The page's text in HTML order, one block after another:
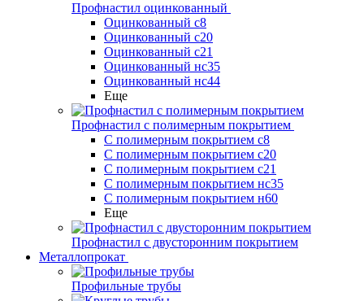
Профнастил оцинкованный
Оцинкованный с8
Оцинкованный с20
Оцинкованный с21
Оцинкованный нс35
Оцинкованный нс44
Еще
Профнастил с полимерным покрытием
С полимерным покрытием с8
С полимерным покрытием с20
С полимерным покрытием с21
С полимерным покрытием нс35
С полимерным покрытием н60
Еще
Профнастил с двусторонним покрытием
Металлопрокат
Профильные трубы